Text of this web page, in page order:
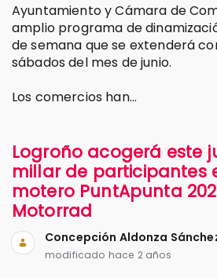
Ayuntamiento y Cámara de
amplio programa de
de semana que se extenderá
sábados del mes de junio.
Los comercios han...
Logroño acogerá este
millar de participantes
motero PuntApunta
Motorrad
Concepción Aldonza
modificado hace 2 años